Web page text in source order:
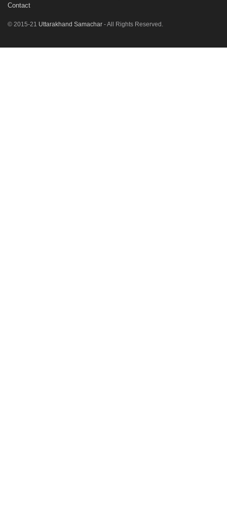
Contact
© 2015-21 Uttarakhand Samachar - All Rights Reserved.